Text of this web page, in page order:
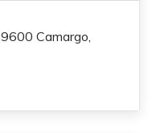
Camargo,